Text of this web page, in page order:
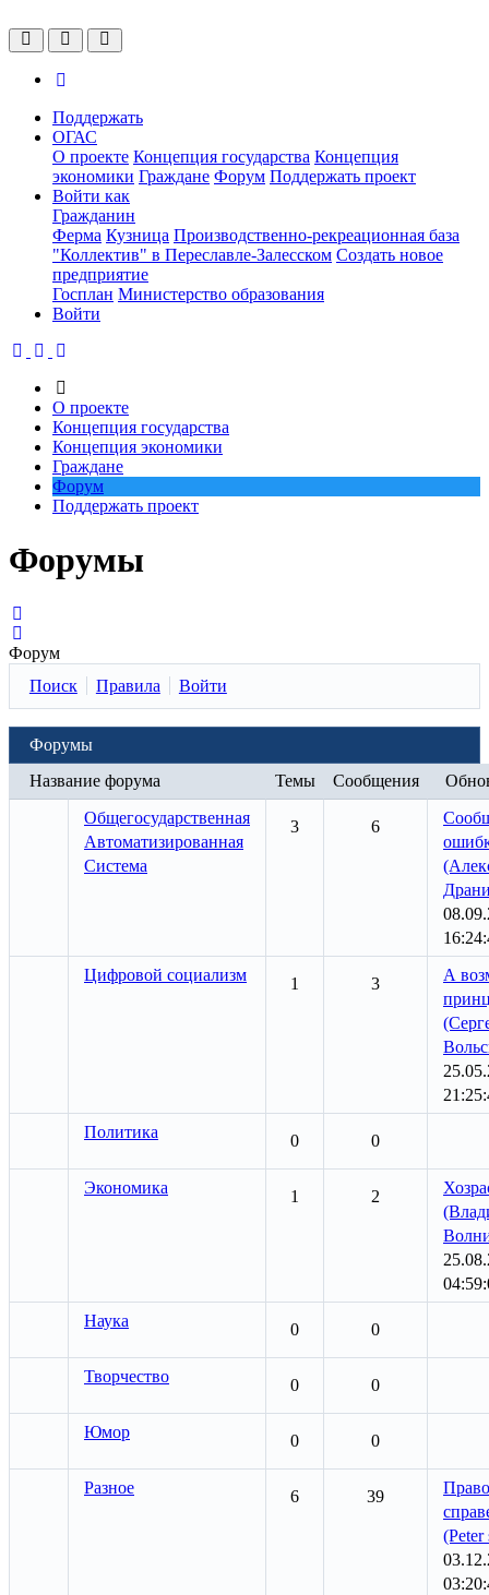
Поддержать
ОГАС
О проекте Концепция государства Концепция
экономики Граждане Форум Поддержать проект
Войти как
Гражданин
Ферма Кузница Производственно-рекреационная база
"Коллектив" в Переславле-Залесском Создать новое
предприятие
Госплан Министерство образования
Войти
О проекте
Концепция государства
Концепция экономики
Граждане
Форум
Поддержать проект
Форумы
Форум
Поиск
Правила Войти
Форумы
Название форума
Темы Сообщения
Общегосударственная
Автоматизированная
Система
3 6
Цифровой социализм
1 3
А
Политика
0 0
Экономика 1 2
Наука
0 0
Творчество 0 0
Юмор 0 0
Разное 6 39
(Peter